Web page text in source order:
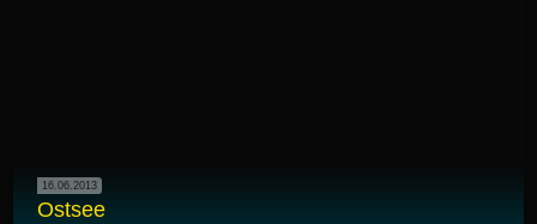
16.06.2013
Ostsee